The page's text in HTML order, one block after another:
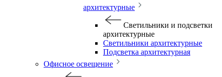
архитектурные
Светильники и подсветки
архитектурные
Светильники архитектурные
Подсветка архитектурная
Офисное освещение